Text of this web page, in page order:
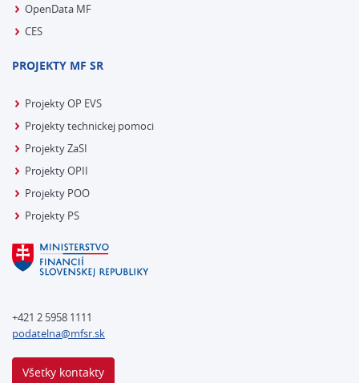
OpenData MF
CES
PROJEKTY MF SR
Projekty OP EVS
Projekty technickej pomoci
Projekty ZaSI
Projekty OPII
Projekty POO
Projekty PS
+421 2 5958 1111
podatelna@mfsr.sk
Všetky kontakty